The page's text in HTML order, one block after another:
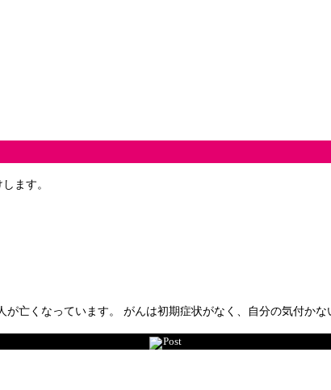
ます。
亡くなっています。 がんは初期症状がなく、自分の気付か
Post